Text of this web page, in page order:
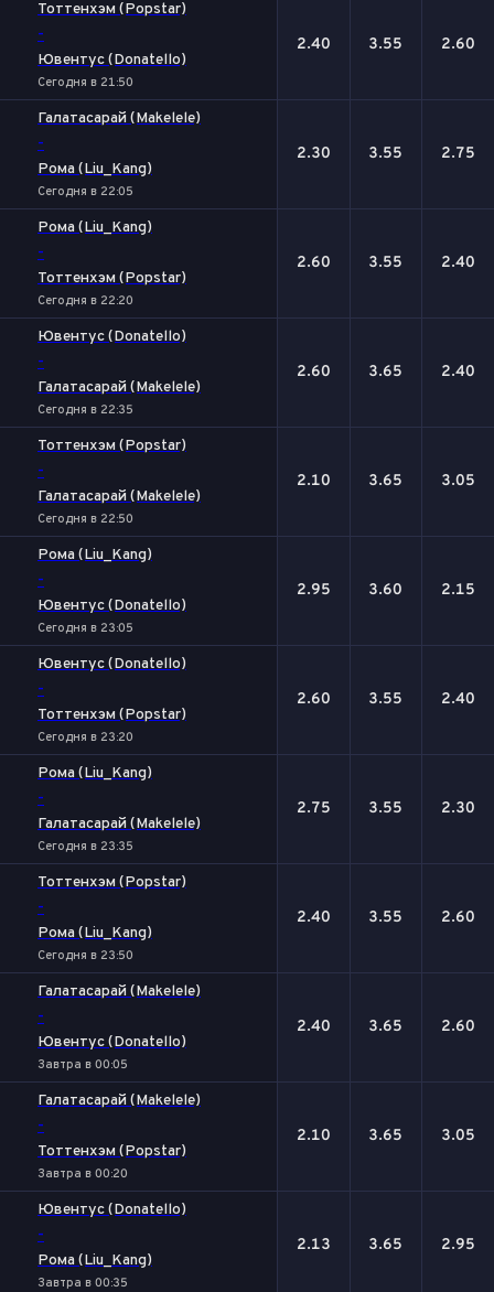
Тоттенхэм (Popstar)
-
Ювентус (Donatello)
Сегодня в 21:50
2.40 3.55 2.60
Галатасарай (Makelele)
-
Рома (Liu_Kang)
Сегодня в 22:05
2.30 3.55 2.75
Рома (Liu_Kang)
-
Тоттенхэм (Popstar)
Сегодня в 22:20
2.60 3.55 2.40
Ювентус (Donatello)
-
Галатасарай (Makelele)
Сегодня в 22:35
2.60 3.65 2.40
Тоттенхэм (Popstar)
-
Галатасарай (Makelele)
Сегодня в 22:50
2.10 3.65 3.05
Рома (Liu_Kang)
-
Ювентус (Donatello)
Сегодня в 23:05
2.95 3.60 2.15
Ювентус (Donatello)
-
Тоттенхэм (Popstar)
Сегодня в 23:20
2.60 3.55 2.40
Рома (Liu_Kang)
-
Галатасарай (Makelele)
Сегодня в 23:35
2.75 3.55 2.30
Тоттенхэм (Popstar)
-
Рома (Liu_Kang)
Сегодня в 23:50
2.40 3.55 2.60
Галатасарай (Makelele)
-
Ювентус (Donatello)
Завтра в 00:05
2.40 3.65 2.60
Галатасарай (Makelele)
-
Тоттенхэм (Popstar)
Завтра в 00:20
2.10 3.65 3.05
Ювентус (Donatello)
-
Рома (Liu_Kang)
Завтра в 00:35
2.13 3.65 2.95